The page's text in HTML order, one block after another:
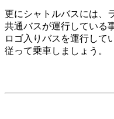
更にシャトルバスには、
共通バスが運行している
ロゴ入りバスを運行して
従って乗車しましょう。